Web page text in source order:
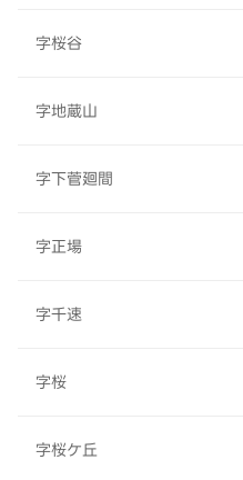
字桜谷
字地蔵山
字下菅廻間
字正場
字千速
字桜
字桜ケ丘